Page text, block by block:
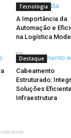
Tecnologia
A Importância da
Automação e
na Logística
Destaque
Cabeamento
Estruturado:
Soluções
Infraestrutura
-